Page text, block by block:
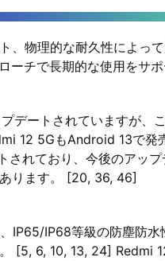
、物理的な耐久性によっ
チで長期的な使用をサポ
デートされていますが、
12 5GもAndroid 13で発
れており、今後のアップ
ります。 [20, 36, 46]
IP65/IP68等級の防塵防水
[5, 6, 10, 13, 24] Redmi